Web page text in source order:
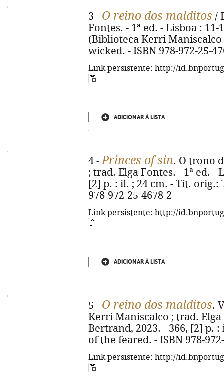
3 - O reino dos malditos /
Fontes. - 1ª ed. - Lisboa : 11-
(Biblioteca Kerri
wicked. - ISBN 978-972-25-
Link persistente: http://
ADICIONAR À LISTA
4 -Princes of sin. O trono
; trad. Elga Fontes. - 1ª ed. -
[2] p. : il. ; 24 cm. - Tít.
978-972-25-4678-2
Link persistente: http://
ADICIONAR À LISTA
5 - O reino dos malditos.
Kerri Maniscalco ; trad. Elga
Bertrand, 2023. - 366, [2] p.
of the feared. - ISBN 978-
Link persistente: http://